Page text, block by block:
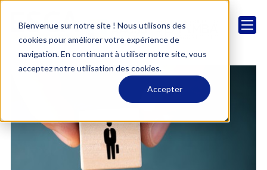
Bienvenue sur notre site ! Nous utilisons des
cookies pour améliorer votre expérience de
navigation. En continuant à utiliser notre site, vous
acceptez notre utilisation des cookies.
Accepter